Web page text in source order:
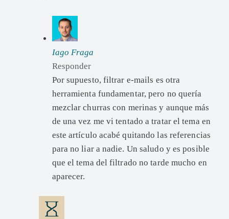
Iago Fraga
Responder
Por supuesto, filtrar e-mails es otra
herramienta fundamentar, pero no quería
mezclar churras con merinas y aunque más
de una vez me vi tentado a tratar el tema en
este artículo acabé quitando las referencias
para no liar a nadie. Un saludo y es posible
que el tema del filtrado no tarde mucho en
aparecer.